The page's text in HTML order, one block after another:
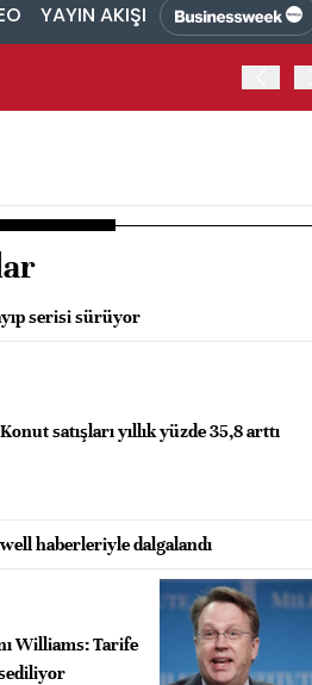
YAYIN AKIŞI
serisi sürüyor
Konut satışları yıllık yüzde 35,8 arttı
haberleriyle dalgalandı
Williams: Tarife